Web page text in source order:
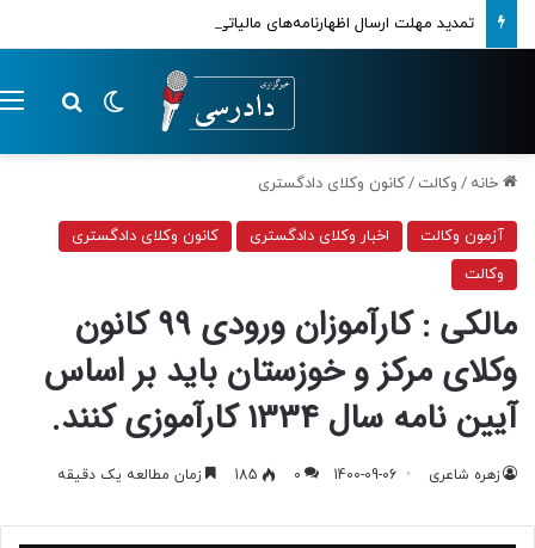
تمدید مهلت ارسال اظهارنامه‌های مالیاتی تا پایان تابستان 1405
تغییر پوسته
خانه / وکالت /کانون وکلای دادگستری
آزمون وکالت اخبار وکلای دادگستری
کانون وکلای دادگستری
وکالت
مالکی : کارآموزان ورودی 99 کانون
وکلای مرکز و خوزستان باید بر اساس
آیین نامه سال 1334 کارآموزی کنند.
زهره شاعری 1400-09-06
0
185 زمان مطالعه یک دقیقه